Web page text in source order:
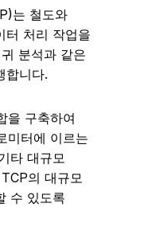
는 철도와
터 처리 작업을
분석과 같은
합니다.
을 구축하여
미터에 이르는
타 대규모
의 대규모
수 있도록